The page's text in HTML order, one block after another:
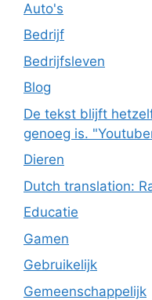
Auto's
Bedrijf
Bedrijfsleven
Blog
De tekst blijft
genoeg is.
Dieren
Dutch translation:
Educatie
Gamen
Gebruikelijk
Gemeenschappelijk